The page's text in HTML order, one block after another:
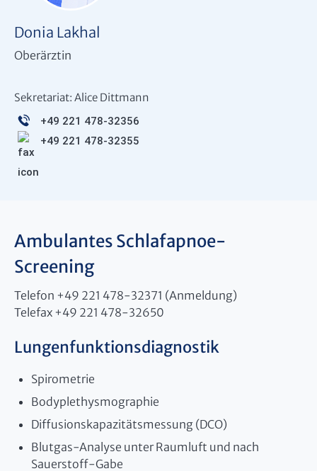
Donia Lakhal
Oberärztin
Sekretariat: Alice Dittmann
+49 221 478-32356
+49 221 478-32355
Ambulantes Schlafapnoe-
Screening
Telefon +49 221 478-32371 (Anmeldung)
Telefax +49 221 478-32650
Lungenfunktionsdiagnostik
Spirometrie
Bodyplethysmographie
Diffusionskapazitätsmessung (DCO)
Blutgas-Analyse unter Raumluft und nach
Sauerstoff-Gabe